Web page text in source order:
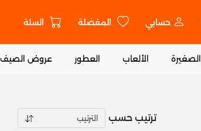
حسابي المفضلة السلة
الصغيرة الألعاب العطور عروض الصيف
ترتيب حسب